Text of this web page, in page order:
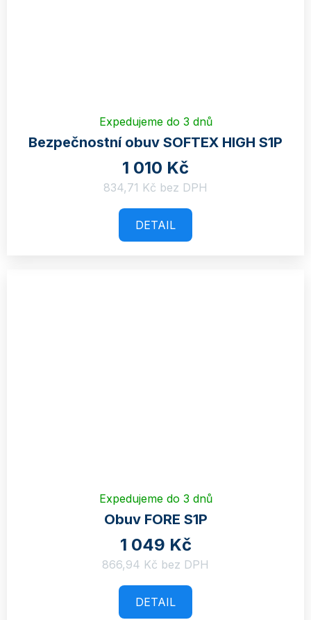
Expedujeme do 3 dnů
Bezpečnostní obuv SOFTEX HIGH S1P
1 010 Kč
834,71 Kč bez DPH
DETAIL
Expedujeme do 3 dnů
Obuv FORE S1P
1 049 Kč
866,94 Kč bez DPH
DETAIL